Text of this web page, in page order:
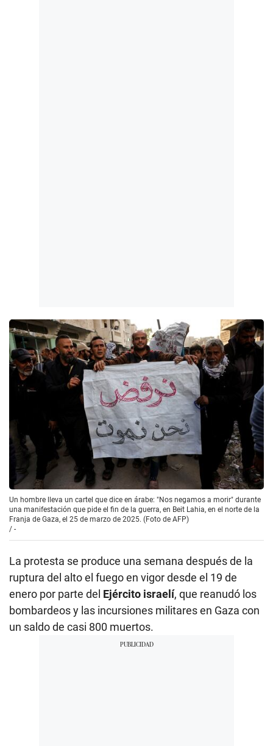
Un hombre lleva un cartel que dice en árabe: "Nos negamos a morir" durante
una manifestación que pide el fin de la guerra, en Beit Lahia, en el norte de la
Franja de Gaza, el 25 de marzo de 2025. (Foto de AFP)
/ -
La protesta se produce una semana después de la
ruptura del alto el fuego en vigor desde el 19 de
enero por parte del Ejército israelí, que reanudó los
bombardeos y las incursiones militares en Gaza con
un saldo de casi 800 muertos.